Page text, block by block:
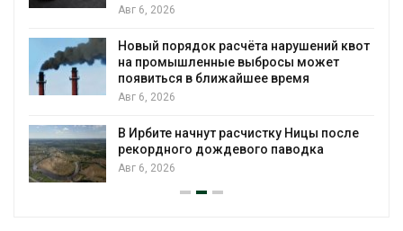
Авг 6, 2026
Новый порядок расчёта нарушений квот
на промышленные выбросы может
появиться в ближайшее время
Авг 6, 2026
В Ирбите начнут расчистку Ницы после
рекордного дождевого паводка
Авг 6, 2026